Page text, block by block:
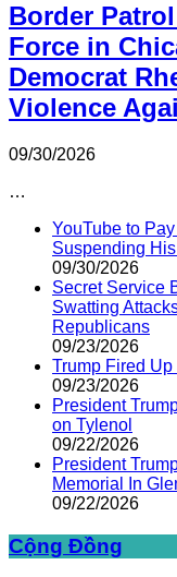
Border
Force in
Democrat
Violence
09/30/2026
…
YouTube to
Suspending
09/30/2026
Secret Service
Swatting
Republicans
09/23/2026
Trump Fired Up
09/23/2026
President
on Tylenol
09/22/2026
President
Memorial In
09/22/2026
Cộng Đồng